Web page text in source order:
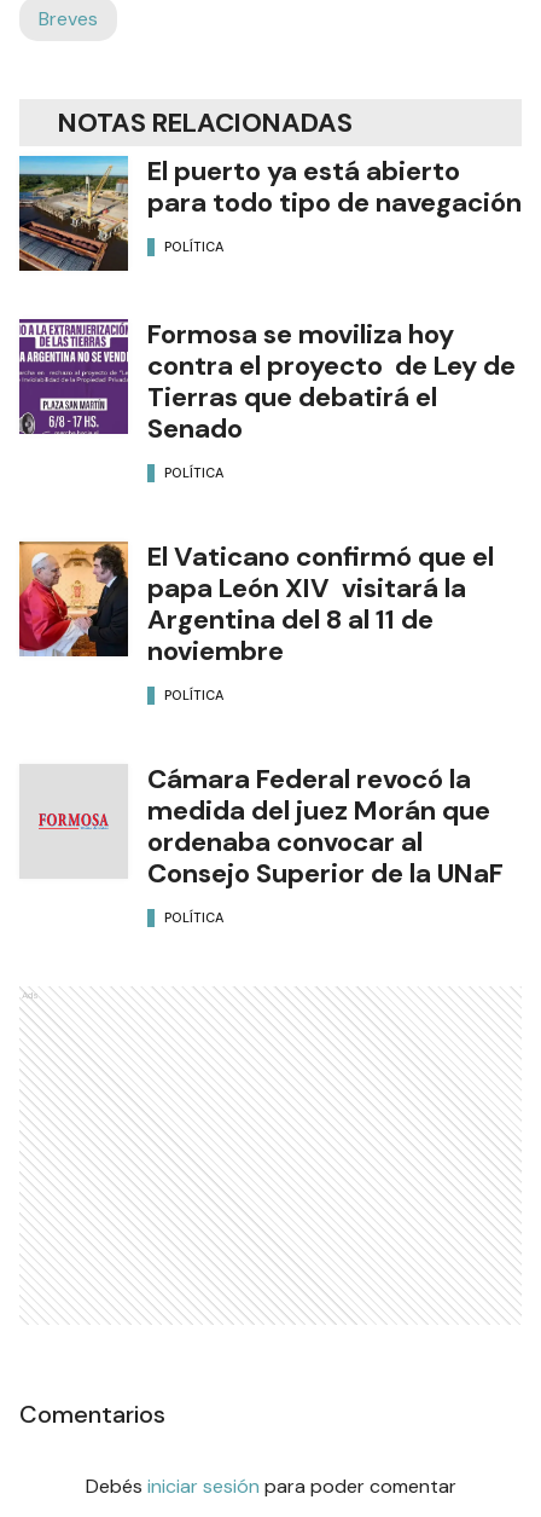
Breves
NOTAS RELACIONADAS
El puerto ya está abierto
para todo tipo de navegación
POLÍTICA
Formosa se moviliza hoy
contra el proyecto de Ley de
Tierras que debatirá el
Senado
POLÍTICA
El Vaticano confirmó que el
papa León XIV visitará la
Argentina del 8 al 11 de
noviembre
POLÍTICA
Cámara Federal revocó la
medida del juez Morán que
ordenaba convocar al
Consejo Superior de la UNaF
POLÍTICA
Ads
Comentarios
Debés iniciar sesión para poder comentar